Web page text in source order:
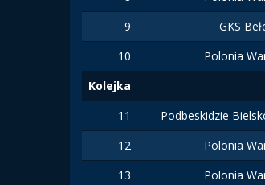
9 GKS
10 Polonia
Kolejka
11
Podbeskidzie
12 Polonia
13 Polonia